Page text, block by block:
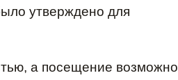
утверждено для
а посещение возможно